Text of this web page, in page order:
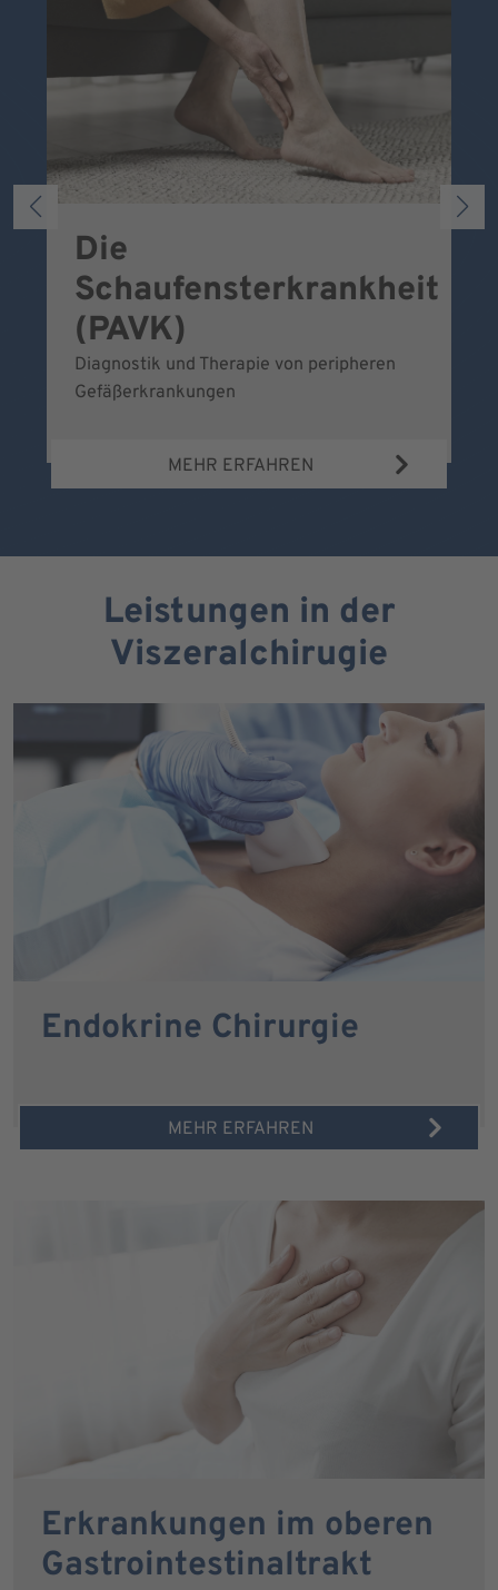
Die
Schaufensterkrankheit
(PAVK)
Diagnostik und Therapie von peripheren
Gefäßerkrankungen
MEHR ERFAHREN
Leistungen in der
Viszeralchirugie
Endokrine Chirurgie
MEHR ERFAHREN
Erkrankungen im oberen
Gastrointestinaltrakt